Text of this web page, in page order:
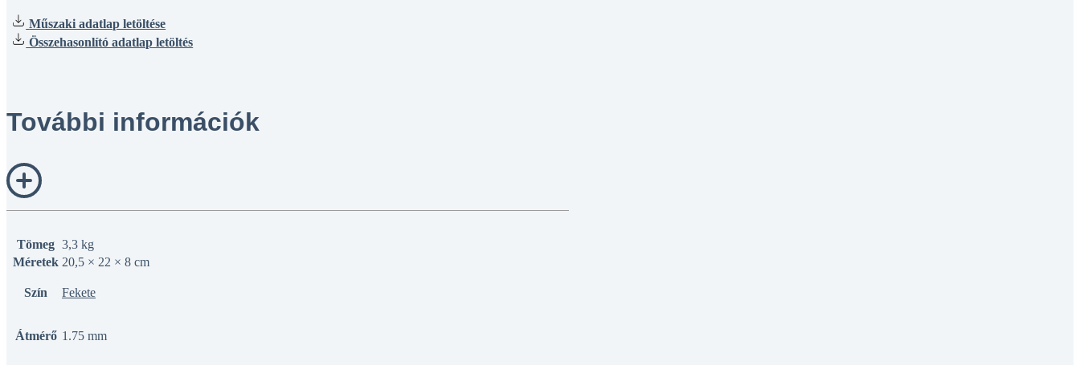
Műszaki adatlap letöltése
Összehasonlító adatlap letöltés
További információk
Tömeg 3,3 kg
Méretek 20,5 × 22 × 8 cm
Szín Fekete
Átmérő 1.75 mm